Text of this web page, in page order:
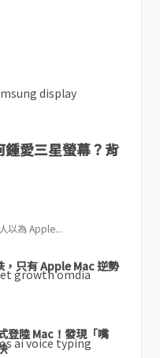
愛三星螢幕？背
以為 Apple...
，只有 Apple Mac 逆勢
登陸 Mac！發現「嘴